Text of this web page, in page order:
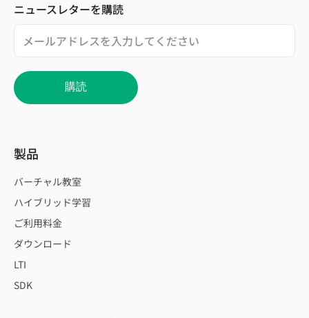
ニュースレターを購読
購読
製品
バーチャル教室
ハイブリッド学習
ご利用料金
ダウンロード
LTI
SDK